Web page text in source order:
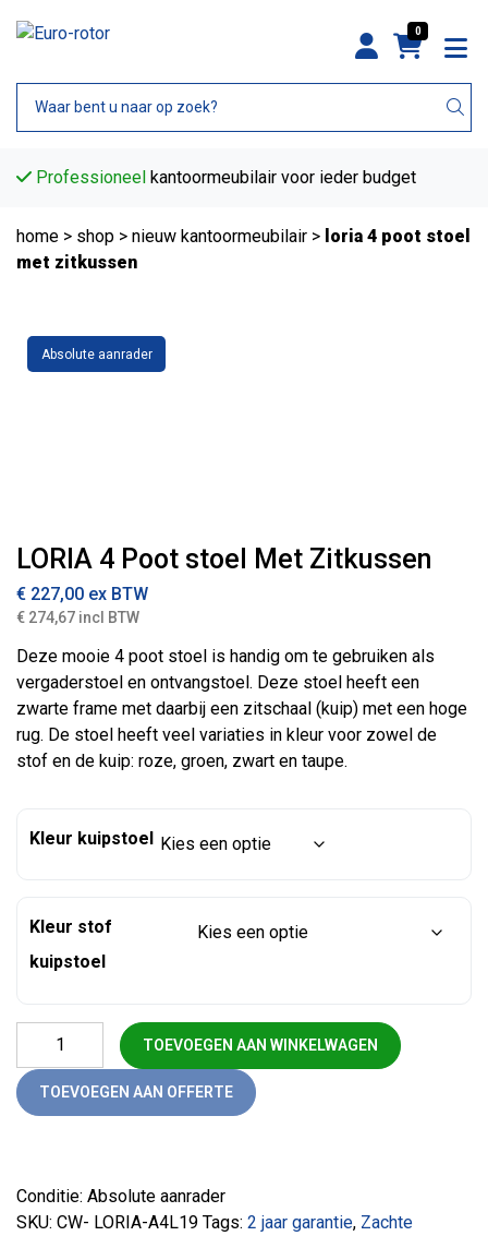
0
Professioneel kantoormeubilair voor ieder budget
home > shop > nieuw kantoormeubilair > loria 4 poot stoel
met zitkussen
Absolute aanrader
LORIA 4 Poot stoel Met Zitkussen
€ 227,00 ex BTW
€ 274,67 incl BTW
Deze mooie 4 poot stoel is handig om te gebruiken als
vergaderstoel en ontvangstoel. Deze stoel heeft een
zwarte frame met daarbij een zitschaal (kuip) met een hoge
rug. De stoel heeft veel variaties in kleur voor zowel de
stof en de kuip: roze, groen, zwart en taupe.
Kleur kuipstoel
Kleur stof
kuipstoel
LORIA 4 Poot stoel Met Zitkussen aantal
TOEVOEGEN AAN WINKELWAGEN
TOEVOEGEN AAN OFFERTE
Conditie: Absolute aanrader
SKU: CW- LORIA-A4L19 Tags: 2 jaar garantie, Zachte